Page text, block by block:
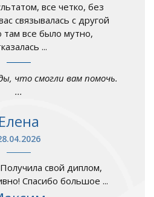
все четко, без
связывалась с другой
там все было мутно,
...
что смогли вам помочь.
...
Елена
свой диплом,
Спасибо большое ...